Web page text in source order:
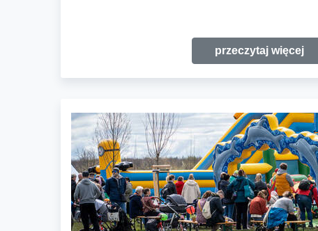
przeczytaj więcej